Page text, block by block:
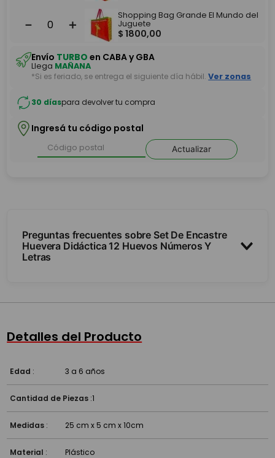
＋
－
Shopping Bag Grande El Mundo del
Juguete
$ 1800,00
Envío TURBO en CABA y GBA
Llega MAÑANA
*Si es feriado, se entrega el siguiente día hábil. Ver zonas
30 díaspara devolver tu compra
Ingresá tu código postal
Actualizar
Preguntas frecuentes sobre Set De Encastre
Huevera Didáctica 12 Huevos Números Y
Letras
¿Para qué edad es?
Detalles del Producto
Edad : 3 a 6 años
Cantidad de Piezas :1
Medidas : 25 cm x 5 cm x 10cm
Material : Plástico